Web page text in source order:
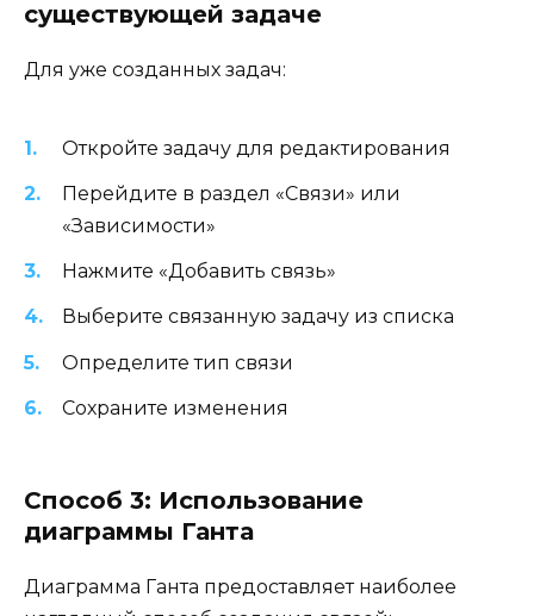
существующей задаче
Для уже созданных задач:
Откройте задачу для редактирования
Перейдите в раздел «Связи» или
«Зависимости»
Нажмите «Добавить связь»
Выберите связанную задачу из списка
Определите тип связи
Сохраните изменения
Способ 3: Использование
диаграммы Ганта
Диаграмма Ганта предоставляет наиболее